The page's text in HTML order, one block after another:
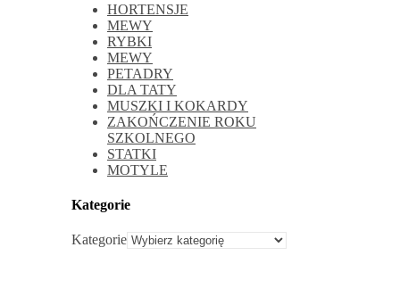
HORTENSJE
MEWY
RYBKI
MEWY
PETADRY
DLA TATY
MUSZKI I KOKARDY
ZAKOŃCZENIE ROKU
SZKOLNEGO
STATKI
MOTYLE
Kategorie
Kategorie